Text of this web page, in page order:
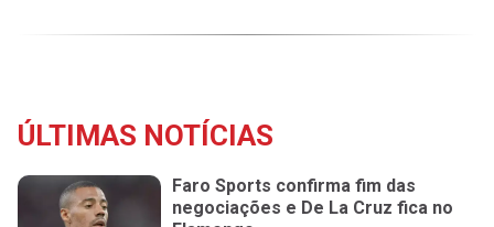
ÚLTIMAS NOTÍCIAS
Faro Sports confirma fim das
negociações e De La Cruz fica no